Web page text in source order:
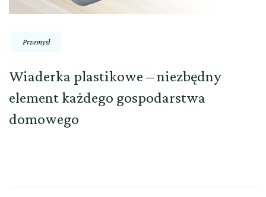
Przemysł
Wiaderka plastikowe – niezbędny
element każdego gospodarstwa
domowego